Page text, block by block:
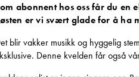
abonnent hos oss får du en
er vi svært glade for å ha
blir vakker musikk og hyggelig
Denne kvelden får også